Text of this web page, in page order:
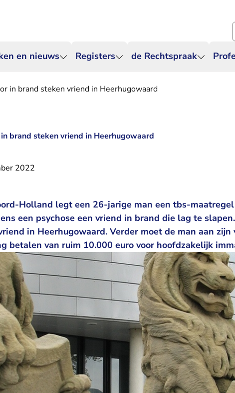
en nieuws Registers de Rechtspraak
in brand steken vriend in Heerhugowaard
brand steken vriend in Heerhugowaard
2022
Holland legt een 26-jarige man een tbs-
een psychose een vriend in brand die lag te
in Heerhugowaard. Verder moet de man aan zijn
betalen van ruim 10.000 euro voor hoofdzakelijk